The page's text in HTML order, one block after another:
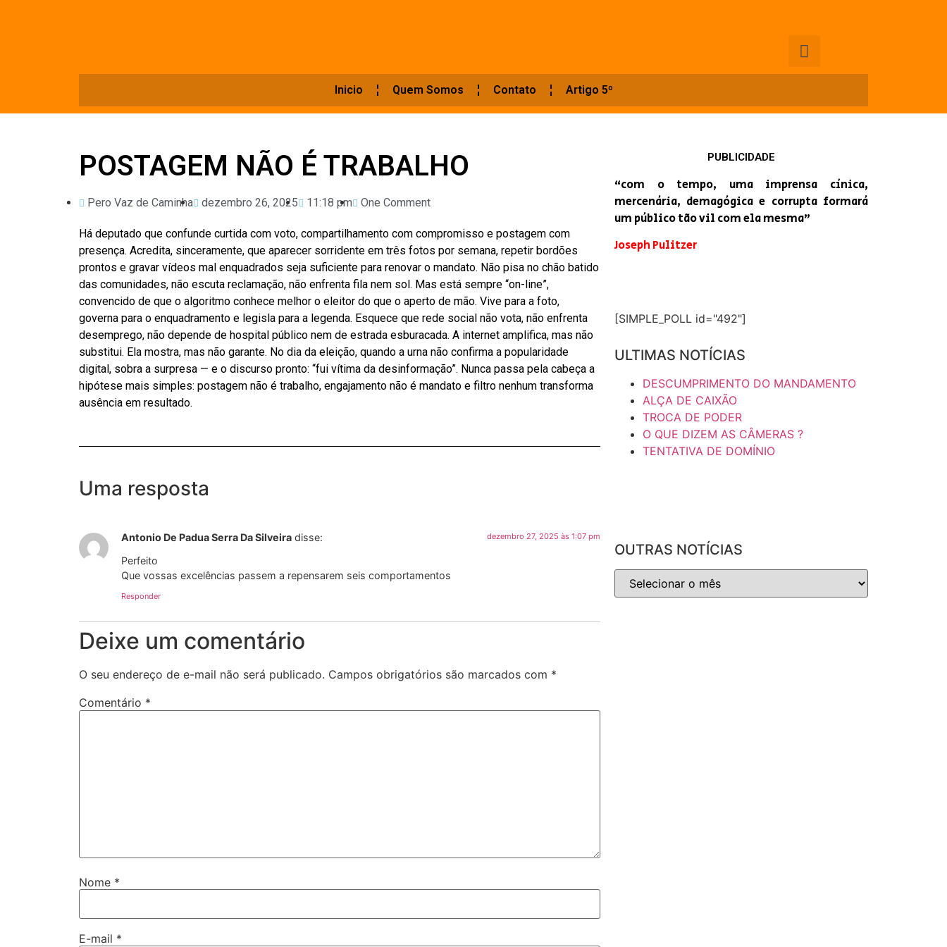
Inicio Quem Somos Contato Artigo 5º
POSTAGEM NÃO É TRABALHO
Pero Vaz de Caminha dezembro 26, 2025 11:18 pm One Comment
Há deputado que confunde curtida com voto, compartilhamento com compromisso e postagem com
presença. Acredita, sinceramente, que aparecer sorridente em três fotos por semana, repetir bordões
prontos e gravar vídeos mal enquadrados seja suficiente para renovar o mandato. Não pisa no chão batido
das comunidades, não escuta reclamação, não enfrenta fila nem sol. Mas está sempre “on-line”,
convencido de que o algoritmo conhece melhor o eleitor do que o aperto de mão. Vive para a foto,
governa para o enquadramento e legisla para a legenda. Esquece que rede social não vota, não enfrenta
desemprego, não depende de hospital público nem de estrada esburacada. A internet amplifica, mas não
substitui. Ela mostra, mas não garante. No dia da eleição, quando a urna não confirma a popularidade
digital, sobra a surpresa — e o discurso pronto: “fui vítima da desinformação”. Nunca passa pela cabeça a
hipótese mais simples: postagem não é trabalho, engajamento não é mandato e filtro nenhum transforma
ausência em resultado.
Uma resposta
Antonio De Padua Serra Da Silveira disse: dezembro 27, 2025 às 1:07 pm
Perfeito
Que vossas excelências passem a repensarem seis comportamentos
Responder
Deixe um comentário
O seu endereço de e-mail não será publicado. Campos obrigatórios são marcados com *
Comentário *
Nome *
E-mail *
PUBLICIDADE
“com o tempo, uma imprensa cínica,
mercenária, demagógica e corrupta formará
um público tão vil com ela mesma”
Joseph Pulitzer
[SIMPLE_POLL id="492"]
ULTIMAS NOTÍCIAS
DESCUMPRIMENTO DO MANDAMENTO
ALÇA DE CAIXÃO
TROCA DE PODER
O QUE DIZEM AS CÂMERAS ?
TENTATIVA DE DOMÍNIO
OUTRAS NOTÍCIAS